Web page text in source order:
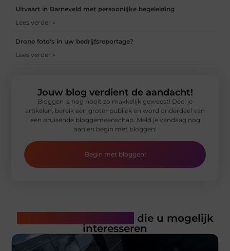
Uitvaart in Barneveld met persoonlijke begeleiding
Lees verder »
Drone foto's in uw bedrijfsreportage?
Lees verder »
Jouw blog verdient de aandacht!
Bloggen is nog nooit zo makkelijk geweest! Deel je
artikelen, bereik een groter publiek en word onderdeel van
een bruisende bloggemeenschap. Meld je vandaag nog
aan en begin met bloggen!
Begin met bloggen!
die u mogelijk
interesseren